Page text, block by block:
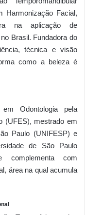
Harmonização Facial,
na aplicação de
Brasil. Fundadora do
técnica e visão
como a beleza é
Odontologia pela
(UFES), mestrado em
Paulo (UNIFESP) e
de São Paulo
com
área na qual acumula